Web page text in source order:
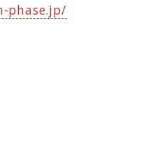
phase.jp/